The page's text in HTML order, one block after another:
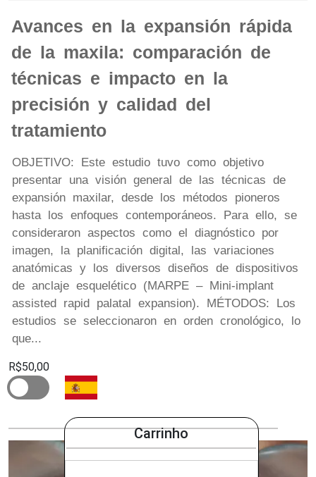
Carrinho
Avances en la expansión rápida
de la maxila: comparación de
técnicas e impacto en la
precisión y calidad del
tratamiento
OBJETIVO: Este estudio tuvo como objetivo
presentar una visión general de las técnicas de
expansión maxilar, desde los métodos pioneros
hasta los enfoques contemporáneos. Para ello, se
consideraron aspectos como el diagnóstico por
imagen, la planificación digital, las variaciones
anatómicas y los diversos diseños de dispositivos
de anclaje esquelético (MARPE – Mini-implant
assisted rapid palatal expansion). MÉTODOS: Los
estudios se seleccionaron en orden cronológico, lo
que...
R$50,00